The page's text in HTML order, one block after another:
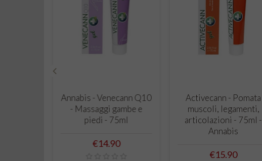
ADD TO CART
Annabis - Venecann Q10
- Massaggi gambe e
piedi - 75ml
Price
€14.90
ADD TO CART
Activecann - Pomata
muscoli, legamenti,
articolazioni - 75ml -
Annabis
Price
€15.90